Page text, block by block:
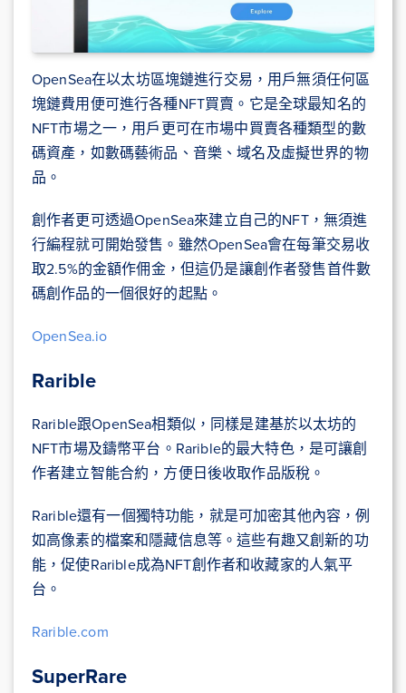
OpenSea在以太坊區塊鏈進行交易，用戶無須任何區
塊鏈費用便可進行各種NFT買賣。它是全球最知名的
NFT市場之一，用戶更可在市場中買賣各種類型的數
碼資產，如數碼藝術品、音樂、域名及虛擬世界的物
品。
創作者更可透過OpenSea來建立自己的NFT，無須進
行編程就可開始發售。雖然OpenSea會在每筆交易收
取2.5%的金額作佣金，但這仍是讓創作者發售首件數
碼創作品的一個很好的起點。
OpenSea.io
Rarible
Rarible跟OpenSea相類似，同樣是建基於以太坊的
NFT市場及鑄幣平台。Rarible的最大特色，是可讓創
作者建立智能合約，方便日後收取作品版稅。
Rarible還有一個獨特功能，就是可加密其他內容，例
如高像素的檔案和隱藏信息等。這些有趣又創新的功
能，促使Rarible成為NFT創作者和收藏家的人氣平
台。
Rarible.com
SuperRare